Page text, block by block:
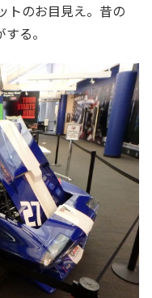
トのお目見え。昔の
る。